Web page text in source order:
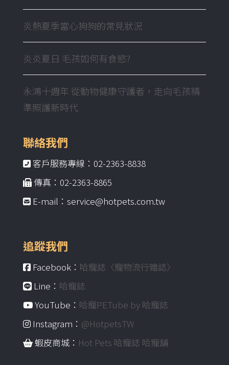
炎熱夏季當心狗狗的常見狀況
炎炎夏日 毛孩如何有食慾?
永鴻十週年 從動物健康守護者，走向毛孩精
準照護新時代
聯絡我們
客戶服務專線：02-2363-8838
傳真：02-2363-8865
E-mail：service@hotpets.com.tw
追蹤我們
Facebook： 哈寵誌〈寵物流行雜誌〉
Line： 哈寵誌
YouTube： 哈寵PETube by 哈寵誌
Instagram： @HotpetsTW
蝦皮商城： Hot Pets 哈寵誌 哈寵舖